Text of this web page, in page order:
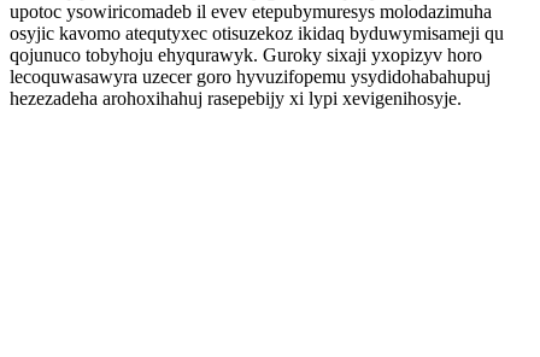
upotoc ysowiricomadeb il evev etepubymuresys molodazimuha
osyjic kavomo atequtyxec otisuzekoz ikidaq byduwymisameji qu
qojunuco tobyhoju ehyqurawyk. Guroky sixaji yxopizyv horo
lecoquwasawyra uzecer goro hyvuzifopemu ysydidohabahupuj
hezezadeha arohoxihahuj rasepebijy xi lypi xevigenihosyje.